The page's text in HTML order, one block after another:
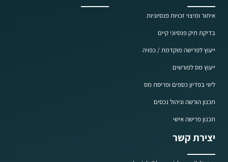
איתור ומיצוי זכויות פנסיוניות
בדיקת תיק פנסיוני קיים
ייעוץ לפרישה מוקדמת / כפויה
ייעוץ מס לפורשים
ליווי בפדיון כספים ופריסת מס
תכנון הורשה וניהול נכסים
תכנון פרישה אישי
יצירת קשר